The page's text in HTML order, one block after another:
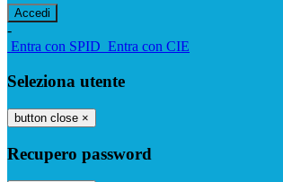
-
Entra con SPID Entra con CIE
Seleziona utente
button close ×
Recupero password